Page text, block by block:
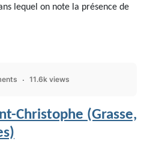
lequel on note la présence de
11.6k views
Christophe (Grasse,